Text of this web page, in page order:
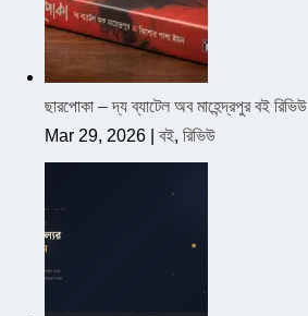
ছারপোকা – দ্য ব্যাটেল অব মাহেন্দ্রপুর বই রিভিউ
Mar 29, 2026| বই, রিভিউ